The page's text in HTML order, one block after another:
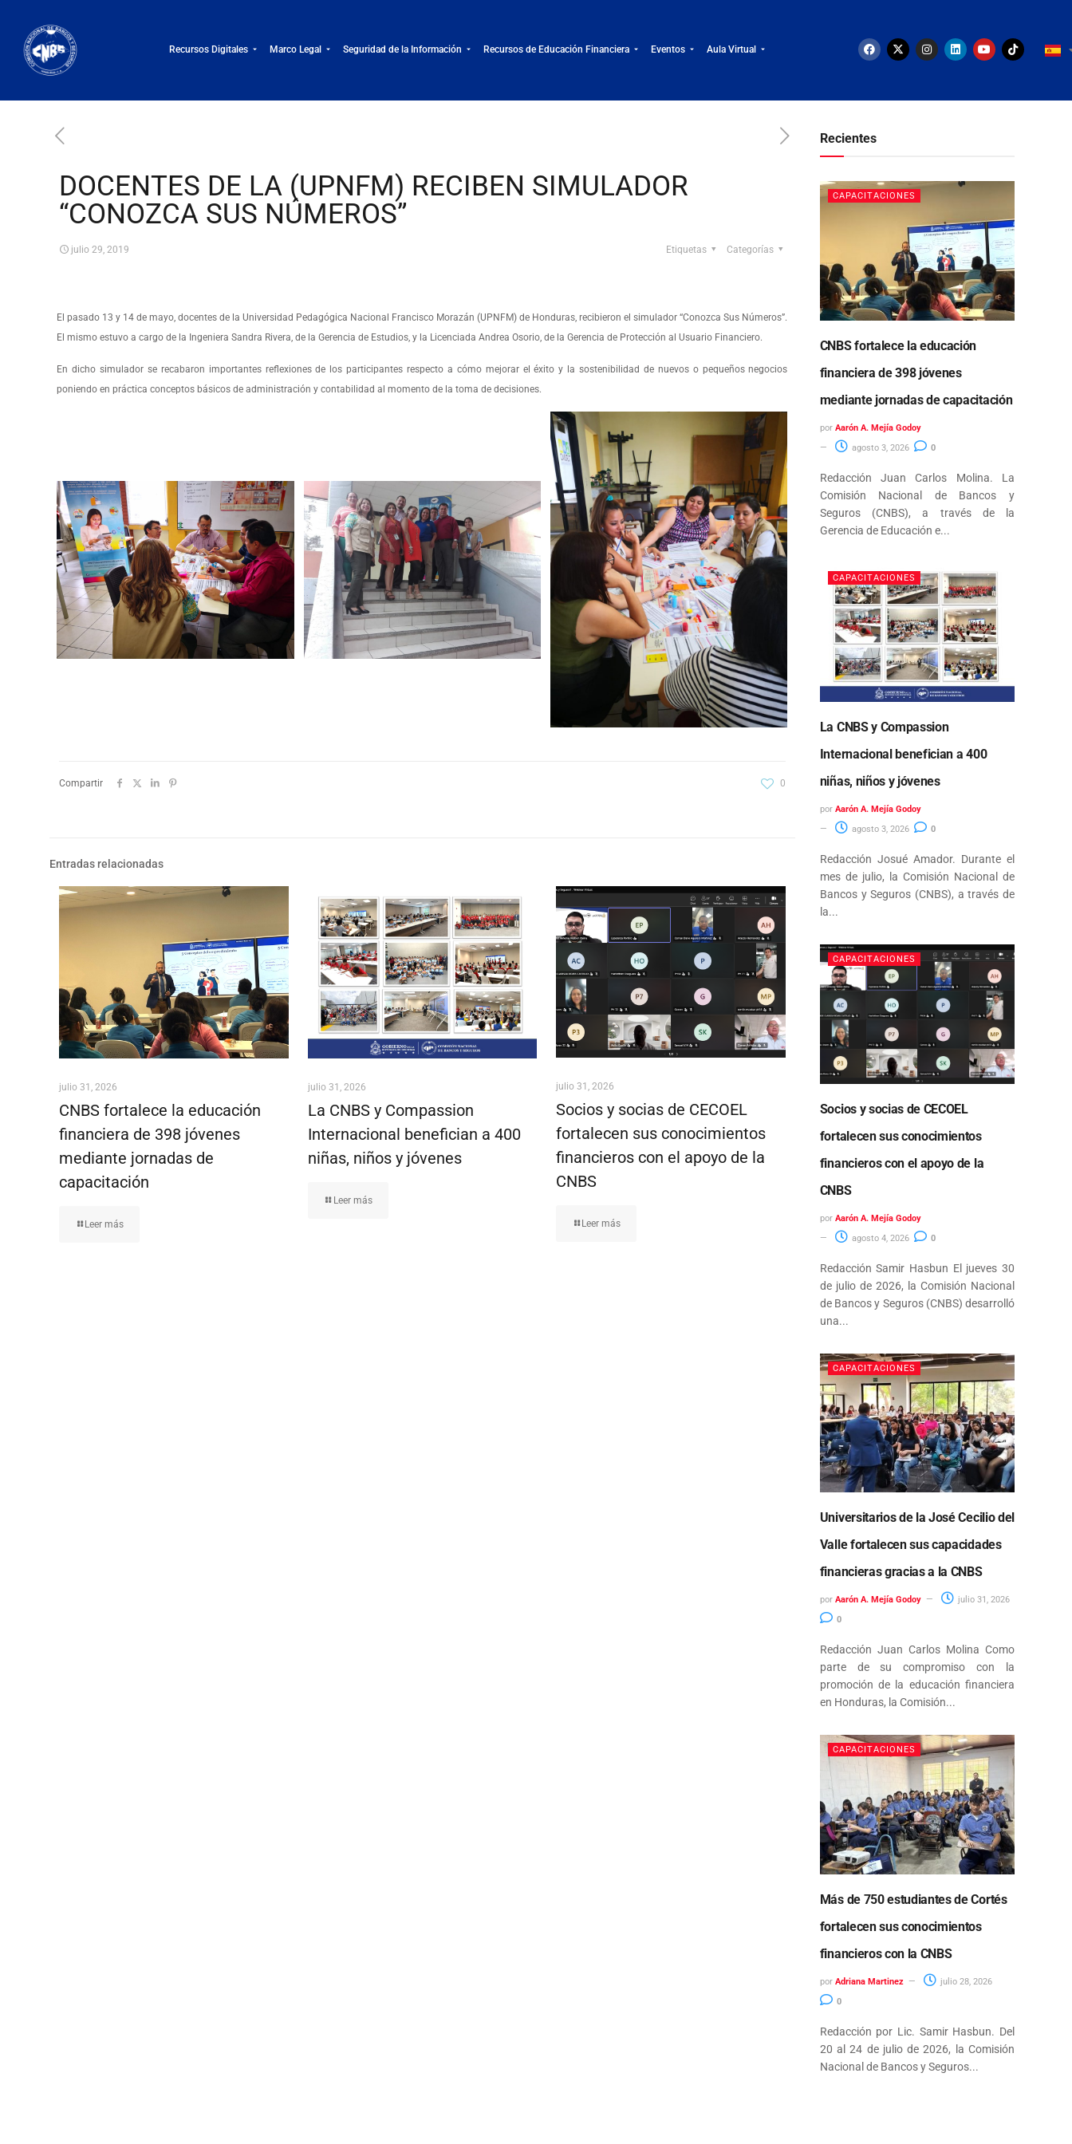
Recursos Digitales Marco Legal Seguridad de la Información Recursos de Educación Financiera Eventos Aula Virtual
DOCENTES DE LA (UPNFM) RECIBEN SIMULADOR
“CONOZCA SUS NÚMEROS”
julio 29, 2019 Categorías
Etiquetas
El pasado 13 y 14 de mayo, docentes de la Universidad Pedagógica Nacional Francisco Morazán (UPNFM) de Honduras, recibieron el simulador “Conozca Sus Números”.
El mismo estuvo a cargo de la Ingeniera Sandra Rivera, de la Gerencia de Estudios, y la Licenciada Andrea Osorio, de la Gerencia de Protección al Usuario Financiero.
En dicho simulador se recabaron importantes reflexiones de los participantes respecto a cómo mejorar el éxito y la sostenibilidad de nuevos o pequeños negocios
poniendo en práctica conceptos básicos de administración y contabilidad al momento de la toma de decisiones.
Compartir 0
Entradas relacionadas
julio 31, 2026
CNBS fortalece la educación
financiera de 398 jóvenes
mediante jornadas de
capacitación
Leer más
julio 31, 2026
La CNBS y Compassion
Internacional benefician a 400
niñas, niños y jóvenes
Leer más
julio 31, 2026
Socios y socias de CECOEL
fortalecen sus conocimientos
financieros con el apoyo de la
CNBS
Leer más
Recientes
CAPACITACIONES
CNBS fortalece la educación
financiera de 398 jóvenes
mediante jornadas de capacitación
por Aarón A. Mejía Godoy
agosto 3, 2026
0
Redacción Juan Carlos Molina. La
Comisión Nacional de Bancos y
Seguros (CNBS), a través de la
Gerencia de Educación e...
CAPACITACIONES
La CNBS y Compassion
Internacional benefician a 400
niñas, niños y jóvenes
por Aarón A. Mejía Godoy
agosto 3, 2026
0
Redacción Josué Amador. Durante el
mes de julio, la Comisión Nacional de
Bancos y Seguros (CNBS), a través de
la...
CAPACITACIONES
Socios y socias de CECOEL
fortalecen sus conocimientos
financieros con el apoyo de la
CNBS
por Aarón A. Mejía Godoy
agosto 4, 2026
0
Redacción Samir Hasbun El jueves 30
de julio de 2026, la Comisión Nacional
de Bancos y Seguros (CNBS) desarrolló
una...
CAPACITACIONES
Universitarios de la José Cecilio del
Valle fortalecen sus capacidades
financieras gracias a la CNBS
por Aarón A. Mejía Godoy
julio 31, 2026
0
Redacción Juan Carlos Molina Como
parte de su compromiso con la
promoción de la educación financiera
en Honduras, la Comisión...
CAPACITACIONES
Más de 750 estudiantes de Cortés
fortalecen sus conocimientos
financieros con la CNBS
por Adriana Martinez
julio 28, 2026
0
Redacción por Lic. Samir Hasbun. Del
20 al 24 de julio de 2026, la Comisión
Nacional de Bancos y Seguros...